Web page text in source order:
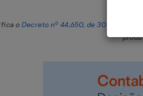
o Decreto nº 44.650, de 30 de junho